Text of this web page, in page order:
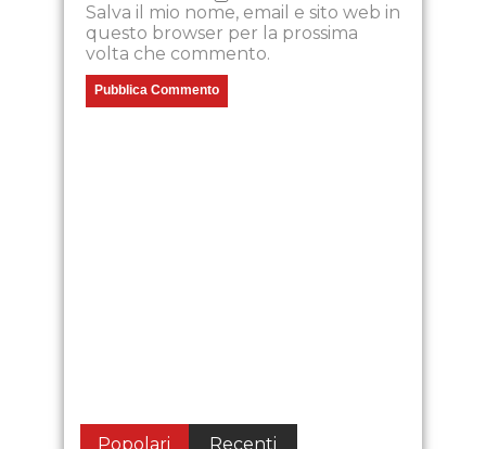
Salva il mio nome, email e sito web in
questo browser per la prossima
volta che commento.
Popolari
Recenti